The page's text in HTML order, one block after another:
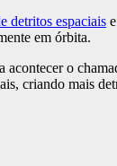
detritos espaciais
em órbita.
acontecer o
criando mais